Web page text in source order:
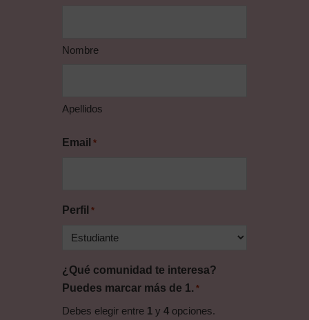
Nombre
Apellidos
Email *
Perfil *
¿Qué comunidad te interesa?
Puedes marcar más de 1. *
Debes elegir entre 1y 4opciones.